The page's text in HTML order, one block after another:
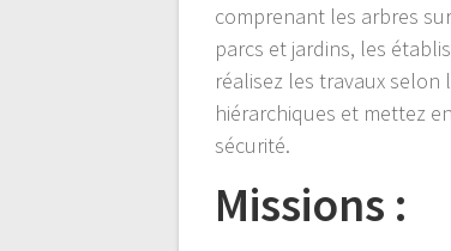
comprenant les arbres
parcs et jardins, les
réalisez les travaux
hiérarchiques et mettez
sécurité.
Missions :